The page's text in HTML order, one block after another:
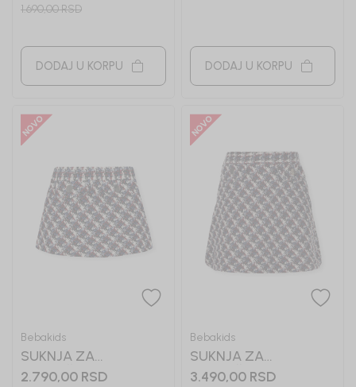
1.690,00RSD
DODAJ U KORPU DODAJ U KORPU
Bebakids
SUKNJA ZA
DEVOJČICE LEKSA
2.790,00 RSD
Bebakids
SUKNJA ZA
DEVOJČICE LJILJANA
3.490,00 RSD